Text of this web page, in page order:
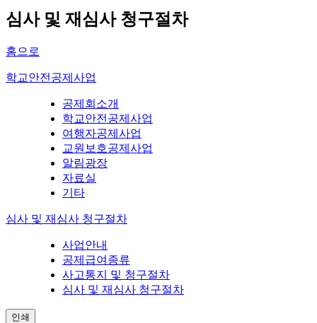
심사 및 재심사 청구절차
홈으로
학교안전공제사업
공제회소개
학교안전공제사업
여행자공제사업
교원보호공제사업
알림광장
자료실
기타
심사 및 재심사 청구절차
사업안내
공제급여종류
사고통지 및 청구절차
심사 및 재심사 청구절차
인쇄